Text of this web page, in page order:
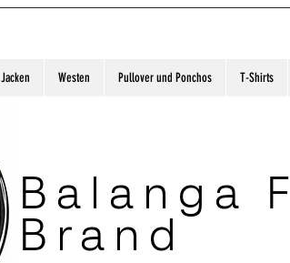
Jacken Westen Pullover und Ponchos T-Shirts
Balanga
Brand